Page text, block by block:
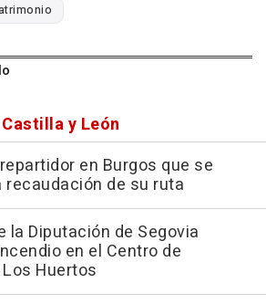
y León
en Burgos que se
recaudación de su ruta
la Diputación de Segovia
en el Centro de
Huertos